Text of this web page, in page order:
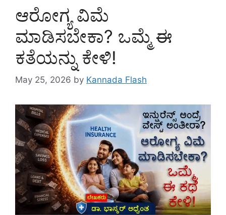
ಆರೋಗ್ಯ ವಿಮೆ
ಮಾಡಿಸಬೇಕಾ? ಒಮ್ಮೆ ಈ
ಕತೆಯನ್ನು ಕೇಳಿ!
May 25, 2026 by Kannada Flash